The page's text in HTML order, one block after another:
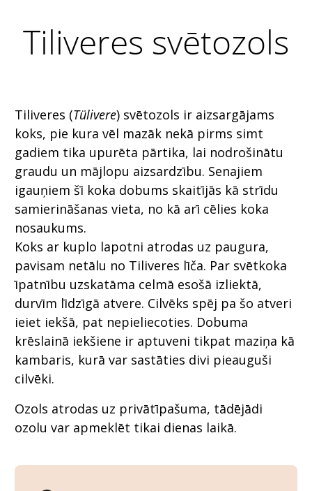
Tiliveres svētozols
Tiliveres (Tülivere) svētozols ir aizsargājams
koks, pie kura vēl mazāk nekā pirms simt
gadiem tika upurēta pārtika, lai nodrošinātu
graudu un mājlopu aizsardzību. Senajiem
igauņiem šī koka dobums skaitījās kā strīdu
samierināšanas vieta, no kā arī cēlies koka
nosaukums.
Koks ar kuplo lapotni atrodas uz paugura,
pavisam netālu no Tiliveres līča. Par svētkoka
īpatnību uzskatāma celmā esošā izliektā,
durvīm līdzīgā atvere. Cilvēks spēj pa šo atveri
ieiet iekšā, pat nepieliecoties. Dobuma
krēslainā iekšiene ir aptuveni tikpat maziņa kā
kambaris, kurā var sastāties divi pieauguši
cilvēki.
Ozols atrodas uz privātīpašuma, tādējādi
ozolu var apmeklēt tikai dienas laikā.